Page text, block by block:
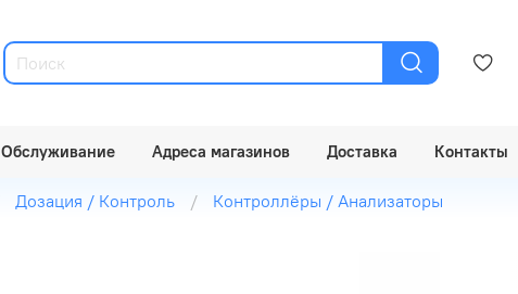
Обслуживание Адреса магазинов Доставка Контакты
Дозация / Контроль Контроллёры / Анализаторы